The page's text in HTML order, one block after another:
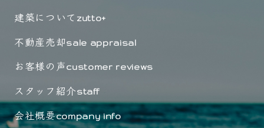
建築について zutto+
不動産売却sale appraisal
お客様の声customer reviews
スタッフ紹介staff
会社概要company info